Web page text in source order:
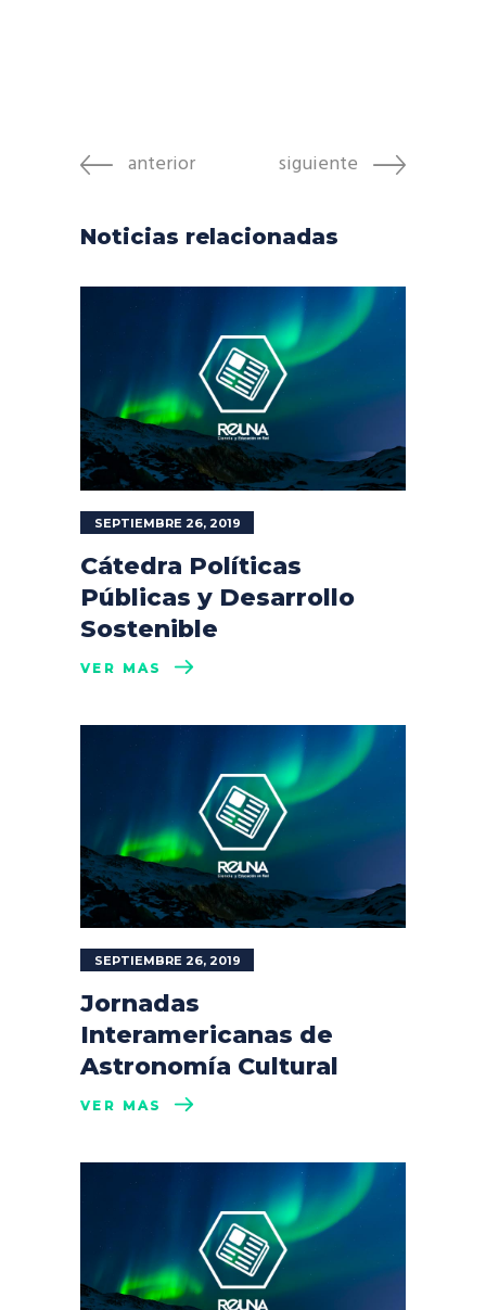
anterior siguiente
Noticias relacionadas
SEPTIEMBRE 26, 2019
Cátedra Políticas
Públicas y Desarrollo
Sostenible
VER MÁS
SEPTIEMBRE 26, 2019
Jornadas
Interamericanas de
Astronomía Cultural
VER MÁS